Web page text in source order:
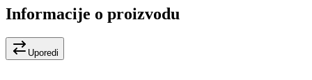
Informacije o proizvodu
Uporedi